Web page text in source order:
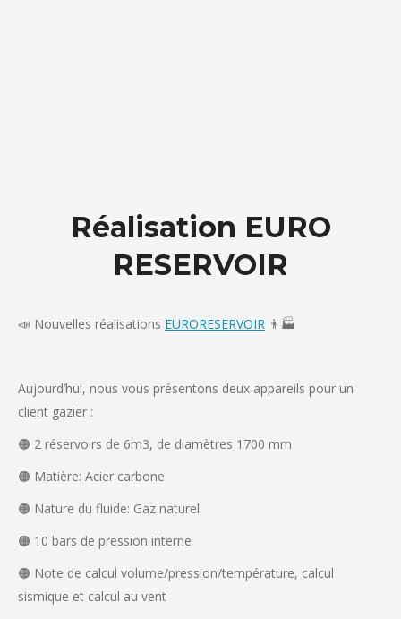
Réalisation EURO
RESERVOIR
📣 Nouvelles réalisations EURORESERVOIR 👨🏭
Aujourd’hui, nous vous présentons deux appareils pour un
client gazier :
🟠 2 réservoirs de 6m3, de diamètres 1700 mm
🟠 Matière: Acier carbone
🟠 Nature du fluide: Gaz naturel
🟠 10 bars de pression interne
🟠 Note de calcul volume/pression/température, calcul
sismique et calcul au vent